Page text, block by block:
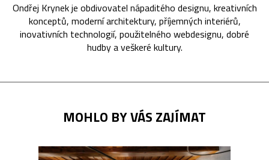
Ondřej Krynek je obdivovatel nápaditého designu, kreativních
konceptů, moderní architektury, příjemných interiérů,
inovativních technologií, použitelného webdesignu, dobré
hudby a veškeré kultury.
MOHLO BY VÁS ZAJÍMAT